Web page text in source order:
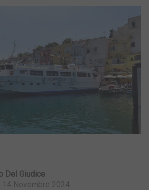
Del Giudice
14 Novembre 2024